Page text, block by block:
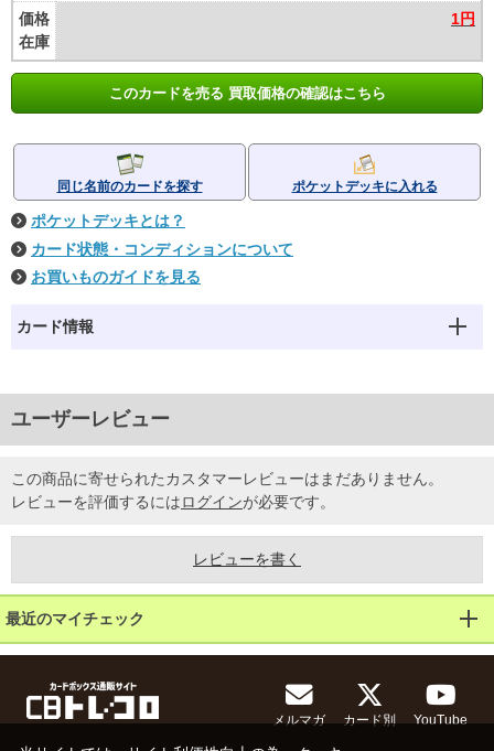
価格
在庫
1円
このカードを売る 買取価格の確認はこちら
同じ名前のカードを探す ポケットデッキに入れる
ポケットデッキとは？
カード状態・コンディションについて
お買いものガイドを見る
カード情報
ユーザーレビュー
この商品に寄せられたカスタマーレビューはまだありません。
レビューを評価するにはログインが必要です。
レビューを書く
最近のマイチェック
メルマガ カード別 YouTube